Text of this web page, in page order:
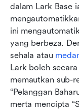
dalam Lark Base
ini
yang berbeza.
sehala atau
Lark boleh
memautkan sub-
“Pelanggan
merta mencipta